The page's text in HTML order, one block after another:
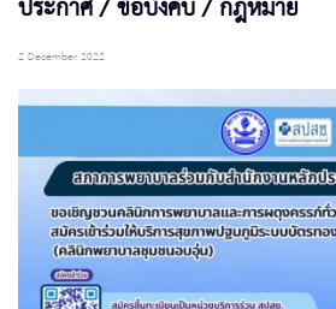
2 December 2022